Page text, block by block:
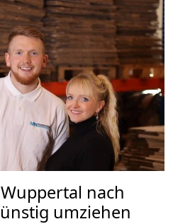
nach
umziehen